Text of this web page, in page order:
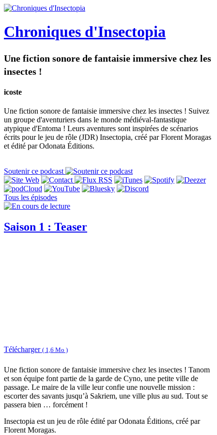
Chroniques d'Insectopia
Une fiction sonore de fantaisie immersive chez les
insectes !
icoste
Une fiction sonore de fantaisie immersive chez les insectes ! Suivez
un groupe d'aventuriers dans le monde médiéval-fantastique
atypique d'Entoma ! Leurs aventures sont inspirées de scénarios
écrits pour le jeu de rôle (JDR) Insectopia, créé par Florent Moragas
et édité par Odonata Éditions.
Soutenir ce podcast
Tous les épisodes
Saison 1 : Teaser
Télécharger ( 1,6 Mo )
Une fiction sonore de fantaisie immersive chez les insectes ! Tanom
et son équipe font partie de la garde de Cyno, une petite ville de
passage. Le maire de la ville leur confie une nouvelle mission :
escorter des savants jusqu’à Sakriem, une ville plus au sud. Tout se
passera bien … forcément !
Insectopia est un jeu de rôle édité par Odonata Éditions, créé par
Florent Moragas.